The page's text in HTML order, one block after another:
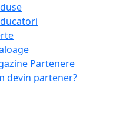
Partenere
devin partener?